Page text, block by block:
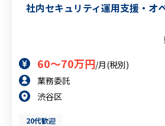
【尚可要件】
・Webアプリケーシ
社内セキュリティ運用支援・オ
60～70万円/月(税別)
業務委託
渋谷区
20代歓迎